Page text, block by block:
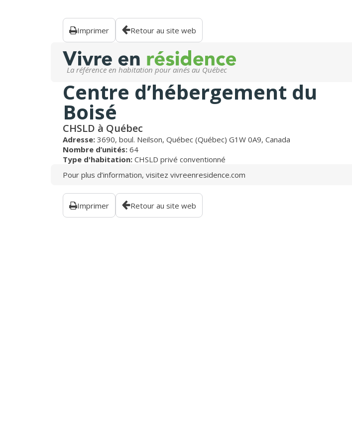
Imprimer Retour au site web
La référence en habitation pour ainés au Québec
Centre d’hébergement du
Boisé
CHSLD à Québec
Adresse: 3690, boul. Neilson, Québec (Québec) G1W 0A9, Canada
Nombre d’unités: 64
Type d'habitation: CHSLD privé conventionné
Pour plus d’information, visitez vivreenresidence.com
Imprimer Retour au site web